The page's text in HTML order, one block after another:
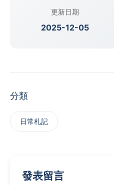
更新日期
2025-12-05
分類
日常札記
發表留言